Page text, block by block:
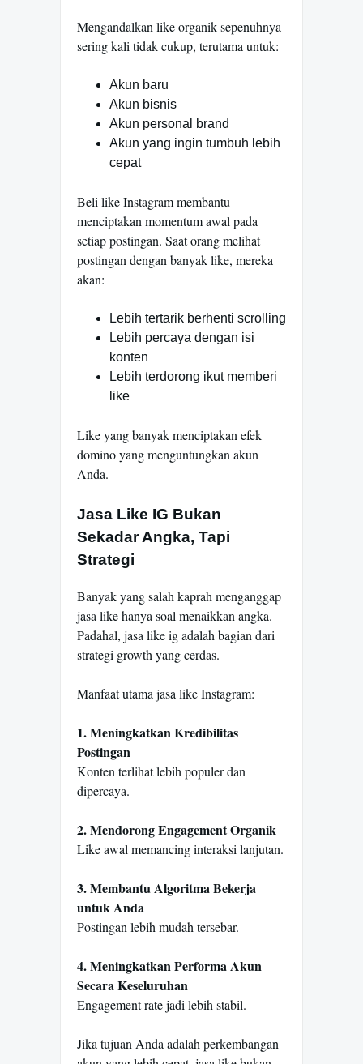
Mengandalkan like organik sepenuhnya
sering kali tidak cukup, terutama untuk:
Akun baru
Akun bisnis
Akun personal brand
Akun yang ingin tumbuh lebih
cepat
Beli like Instagram membantu
menciptakan momentum awal pada
setiap postingan. Saat orang melihat
postingan dengan banyak like, mereka
akan:
Lebih tertarik berhenti scrolling
Lebih percaya dengan isi
konten
Lebih terdorong ikut memberi
like
Like yang banyak menciptakan efek
domino yang menguntungkan akun
Anda.
Jasa Like IG Bukan
Sekadar Angka, Tapi
Strategi
Banyak yang salah kaprah menganggap
jasa like hanya soal menaikkan angka.
Padahal, jasa like ig adalah bagian dari
strategi growth yang cerdas.
Manfaat utama jasa like Instagram:
1. Meningkatkan Kredibilitas
Postingan
Konten terlihat lebih populer dan
dipercaya.
2. Mendorong Engagement Organik
Like awal memancing interaksi lanjutan.
3. Membantu Algoritma Bekerja
untuk Anda
Postingan lebih mudah tersebar.
4. Meningkatkan Performa Akun
Secara Keseluruhan
Engagement rate jadi lebih stabil.
Jika tujuan Anda adalah perkembangan